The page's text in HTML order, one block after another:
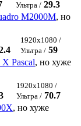
Ультра / 29.3
M2000M, но
1920x1080 /
Ультра / 59
Pascal, но хуже
1920x1080 /
Ультра / 70.7
, но хуже